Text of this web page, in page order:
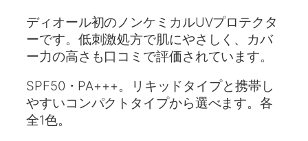
ディオール初のノンケミカルUVプロテクタ
ーです。低刺激処方で肌にやさしく、カバ
ー力の高さも口コミで評価されています。
SPF50・PA+++。リキッドタイプと携帯し
やすいコンパクトタイプから選べます。各
全1色。